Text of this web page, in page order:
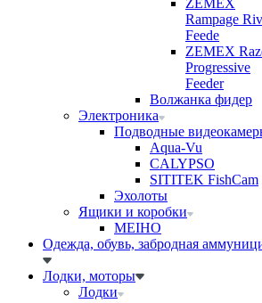
ZEMEX
Rampage
Feede
ZEMEX
Progressive
Feeder
Волжанка фидер
Электроника
Подводные
Aqua-Vu
CALYPSO
SITITEK FishCam
Эхолоты
Ящики и коробки
MEIHO
Одежда, обувь, забродная
Лодки, моторы
Лодки